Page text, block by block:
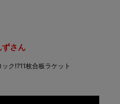
さん
ック⁉️11枚合板ラケット